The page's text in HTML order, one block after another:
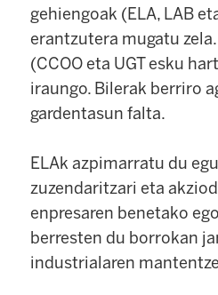
gehiengoak (ELA, LAB
erantzutera mugatu
(CCOO eta UGT esku
iraungo. Bilerak berriro
gardentasun falta.
ELAk azpimarratu du
zuzendaritzari eta
enpresaren benetako
berresten du borrokan
industrialaren